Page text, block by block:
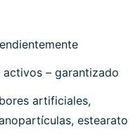
– garantizado
artificiales,
estearato